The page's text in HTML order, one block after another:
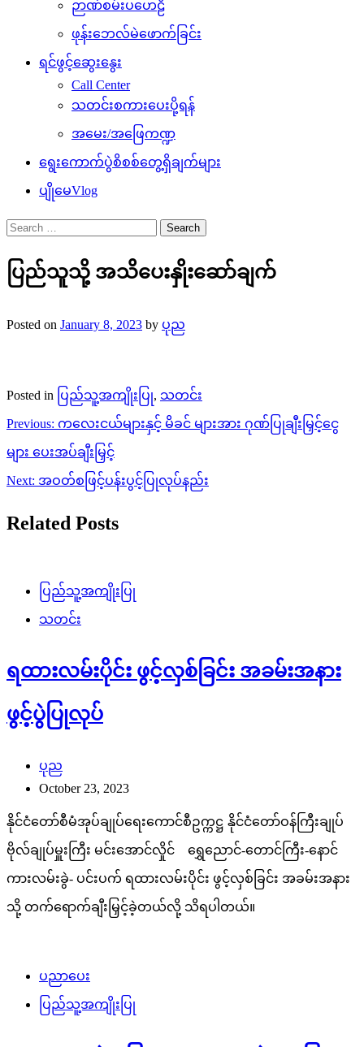
ဉာဏ်စမ်းပဟေဠိ
ဖုန်းဘေလ်မဲဖောက်ခြင်း
ရင်ဖွင့်ဆွေးနွေး
Call Center
သတင်းစကားပေးပို့ရန်
အမေး/အဖြေကဏ္ဍ
ရွေးကောက်ပွဲစိစစ်တွေ့ရှိချက်များ
ပျိုမေVlog
Search
for:
ပြည်သူသို့ အသိပေးနှိုးဆော်ချက်
Posted on January 8, 2023 by ပုည
Posted in ပြည်သူ့အကျိုးပြု, သတင်း
Post
navigation
Previous: ကလေးငယ်များနှင့် မိခင် များအား ဂုဏ်ပြုချီးမြှင့်ငွေ
များ ပေးအပ်ချီးမြှင့်
Next: အဝတ်စဖြင့်ပန်းပွင့်ပြုလုပ်နည်း
Related Posts
ပြည်သူ့အကျိုးပြု
သတင်း
ရထားလမ်းပိုင်း ဖွင့်လှစ်ခြင်း အခမ်းအနား
ဖွင့်ပွဲပြုလုပ်
ပုည
October 23, 2023
နိုင်ငံတော်စီမံအုပ်ချုပ်ရေးကောင်စီဥက္ကဋ္ဌ နိုင်ငံတော်ဝန်ကြီးချုပ်
ဗိုလ်ချုပ်မှူးကြီး မင်းအောင်လှိုင် ရွှေညောင်-တောင်ကြီး-နောင်
ကားလမ်းခွဲ- ပင်းပက် ရထားလမ်းပိုင်း ဖွင့်လှစ်ခြင်း အခမ်းအနား
သို့ တက်ရောက်ချီးမြှင့်ခဲ့တယ်လို့ သိရပါတယ်။
ပညာပေး
ပြည်သူ့အကျိုးပြု